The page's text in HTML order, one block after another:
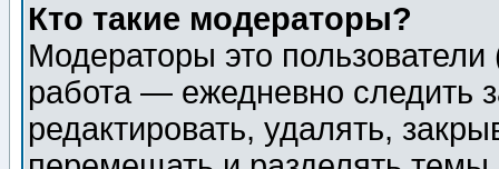
Кто такие модераторы?
Модераторы это
работа — ежедневно следить
редактировать, удалять,